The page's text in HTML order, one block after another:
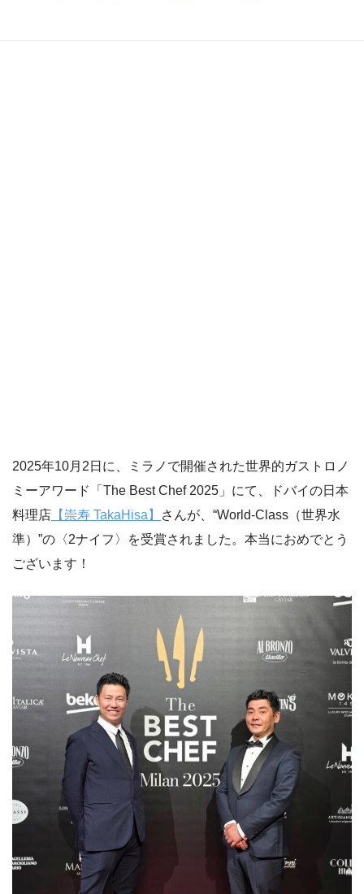
2025年10月2日に、ミラノで開催された世界的ガストロノ
ミーアワード「The Best Chef 2025」にて、ドバイの日本
料理店 【崇寿 TakaHisa】
さんが、“World-Class（世界水
準）”の〈2ナイフ〉を受賞されました。本当におめでとう
ございます！